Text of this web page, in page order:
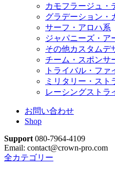
カモフラージュ・
グラデーション・
サーフ・アロハ系
ジャパニーズ・ア
その他カスタムデ
チーム・スポンサ
トライバル・フ
ミリタリー・スト
レーシングストラ
お問い合わせ
Shop
Support 080-7964-4109
Email: contact@crown-pro.com
全カテゴリー